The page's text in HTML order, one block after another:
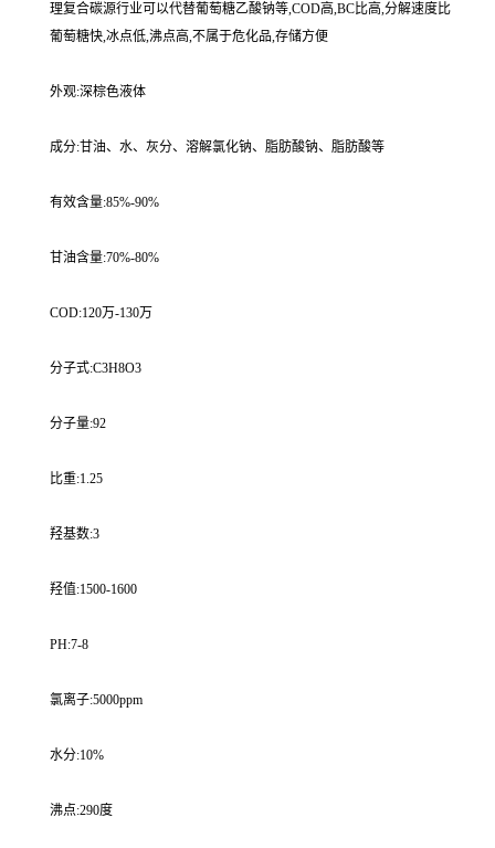
理复合碳源行业可以代替葡萄糖乙酸钠等,COD高,BC比高,分解速度比
葡萄糖快,冰点低,沸点高,不属于危化品,存储方便
外观:深棕色液体
成分:甘油、水、灰分、溶解氯化钠、脂肪酸钠、脂肪酸等
有效含量:85%-90%
甘油含量:70%-80%
COD:120万-130万
分子式:C3H8O3
分子量:92
比重:1.25
羟基数:3
羟值:1500-1600
PH:7-8
氯离子:5000ppm
水分:10%
沸点:290度